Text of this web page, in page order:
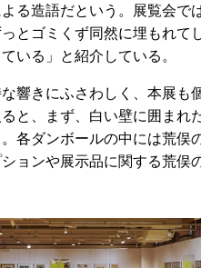
る造語だという。展覧会で
とゴミくず同然に埋もれて
いる」と紹介している。
響きにふさわしく、本展も
と、まず、白い壁に囲まれ
各ダンボールの中には荒俣
ョンや展示品に関する荒俣